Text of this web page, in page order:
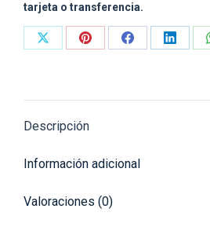
tarjeta o transferencia.
Share
Share
Share
Share
Descripción
Información adicional
Valoraciones (0)